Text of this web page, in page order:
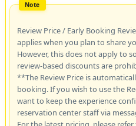
Review Price / Early Booking
applies when you plan to share
However, this does not apply to
review-based discounts are
**The Review Price is
booking. If you wish to use the
want to keep the experience
reservation center staff via